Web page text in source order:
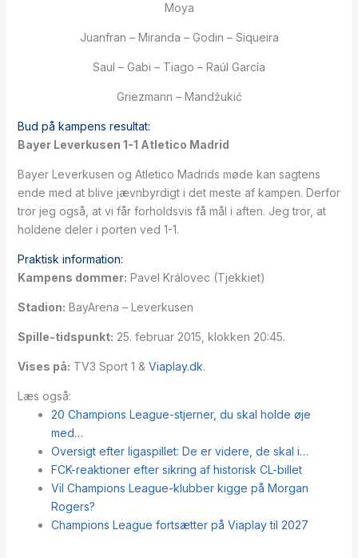
Moya
Juanfran – Miranda – Godin – Siqueira
Saul – Gabi – Tiago – Raúl García
Griezmann – Mandžukić
Bud på kampens resultat:
Bayer Leverkusen 1-1 Atletico Madrid
Bayer Leverkusen og Atletico Madrids møde kan sagtens
ende med at blive jævnbyrdigt i det meste af kampen. Derfor
tror jeg også, at vi får forholdsvis få mål i aften. Jeg tror, at
holdene deler i porten ved 1-1.
Praktisk information:
Kampens dommer: Pavel Královec (Tjekkiet)
Stadion: BayArena – Leverkusen
Spille-tidspunkt: 25. februar 2015, klokken 20:45.
Vises på: TV3 Sport 1 & Viaplay.dk.
Læs også:
20 Champions League-stjerner, du skal holde øje
med…
Oversigt efter ligaspillet: De er videre, de skal i…
FCK-reaktioner efter sikring af historisk CL-billet
Vil Champions League-klubber kigge på Morgan
Rogers?
Champions League fortsætter på Viaplay til 2027